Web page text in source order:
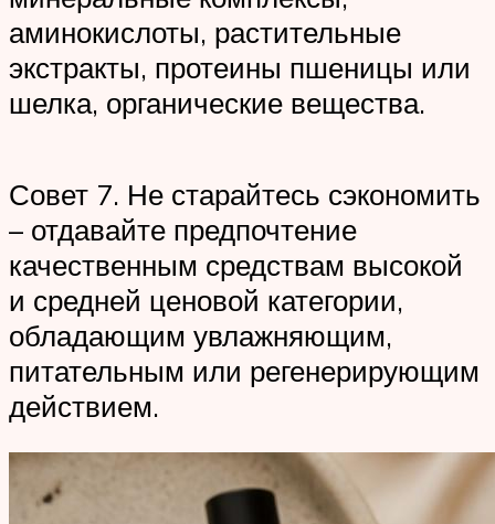
аминокислоты, растительные
экстракты, протеины пшеницы или
шелка, органические вещества.
Совет 7. Не старайтесь сэкономить
– отдавайте предпочтение
качественным средствам высокой
и средней ценовой категории,
обладающим увлажняющим,
питательным или регенерирующим
действием.